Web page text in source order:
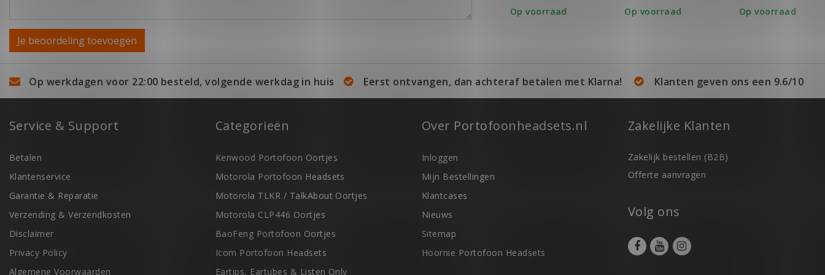
Je beoordeling toevoegen
Op voorraad Op voorraad Op voorraad
Op werkdagen voor 22:00 besteld, volgende werkdag in huis Eerst ontvangen, dan achteraf betalen met Klarna! Klanten geven ons een 9.6/10
Service & Support
Betalen
Klantenservice
Garantie & Reparatie
Verzending & Verzendkosten
Disclaimer
Privacy Policy
Algemene Voorwaarden
Categorieën
Kenwood Portofoon Oortjes
Motorola Portofoon Headsets
Motorola TLKR / TalkAbout Oortjes
Motorola CLP446 Oortjes
BaoFeng Portofoon Oortjes
Icom Portofoon Headsets
Eartips, Eartubes & Listen Only
Over Portofoonheadsets.nl
Inloggen
Mijn Bestellingen
Klantcases
Nieuws
Sitemap
Hoornie Portofoon Headsets
Zakelijke Klanten
Zakelijk bestellen (B2B)
Offerte aanvragen
Volg ons